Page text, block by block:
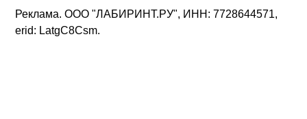
Реклама. ООО "ЛАБИРИНТ.РУ", ИНН: 7728644571,
erid: LatgC8Csm.